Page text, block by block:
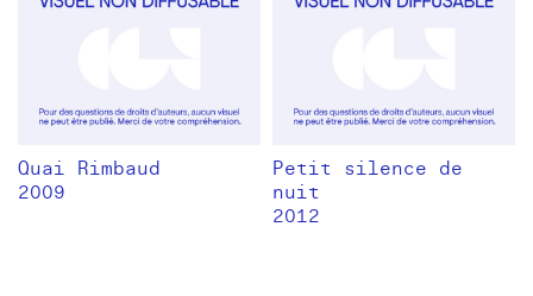
Quai Rimbaud
2009
Petit silence de
nuit
2012